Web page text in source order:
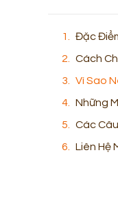
Đặc
Cách
Vì Sao
Những
Các
Liên Hệ